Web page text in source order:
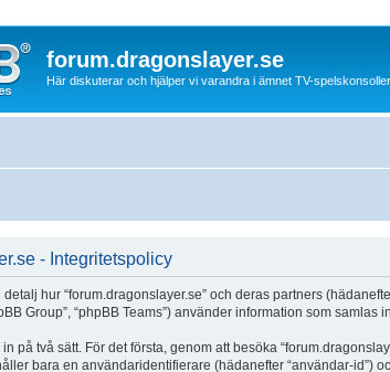
forum.dragonslayer.se
Här diskuterar och hjälper vi varandra i ämnet TV-spelskonsoller
- Integritetspolicy
hur “forum.dragonslayer.se” och deras partners
Group”, “phpBB Teams”) använder information som
på två sätt. För det första, genom att besöka
bara en användaridentifierare (hädanefter “användar-id”)